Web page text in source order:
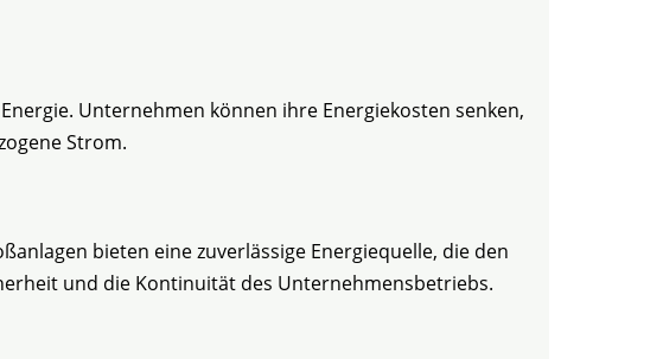
Unternehmen können ihre Energiekosten senken,
Strom.
bieten eine zuverlässige Energiequelle, die den
und die Kontinuität des Unternehmensbetriebs.